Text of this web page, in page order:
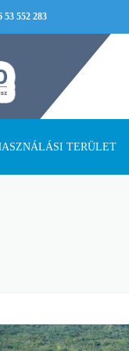
53 552 283
TERÜLET